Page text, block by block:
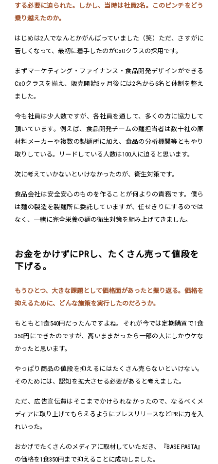
する必要に迫られた。しかし、当時は社員2名。このピンチをどう
乗り越えたのか。
はじめは2人でなんとかがんばっていました（笑）ただ、さすがに
苦しくなって、最初に着手したのがCxOクラスの採用です。
まずマーケティング・ファイナンス・食品開発デザインができる
CxOクラスを揃え、販売開始3ヶ月後には2名から6名と体制を整え
ました。
今も社員は少人数ですが、各社員を通して、多くの方に協力して
頂いています。例えば、食品開発チームの麺担当者は数十社の原
材料メーカーや複数の製麺所に加え、食品の分析機関等ともやり
取りしている。リードしている人数は100人に迫ると思います。
次に考えていかないといけなかったのが、衛生対策です。
食品会社は安全安心のものを作ることが何よりの責務です。僕ら
は麺の製造を製麺所に委託していますが、任せきりにするのでは
なく、一緒に完全栄養の麺の衛生対策を組み上げてきました。
お金をかけずにPRし、たくさん売って値段を
下げる。
もうひとつ、大きな課題として価格面があったと振り返る。価格を
抑えるために、どんな施策を実行したのだろうか。
もともと1食540円だったんですよね。それが今では定期購買で1食
350円にできたのですが、高いままだったら一部の人にしかウケな
かったと思います。
やっぱり商品の値段を抑えるにはたくさん売らないといけない。
そのためには、認知を拡大させる必要があると考えました。
ただ、広告宣伝費はそこまでかけられなかったので、なるべくメ
ディアに取り上げてもらえるようにプレスリリースなどPRに力を入
れいった。
おかげでたくさんのメディアに取材していただき、『BASE PASTA』
の価格を1食350円まで抑えることに成功しました。